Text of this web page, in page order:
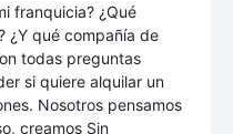
franquicia? ¿Qué
¿Y qué compañía de
todas preguntas
si quiere alquilar un
Nosotros pensamos
creamos Sin